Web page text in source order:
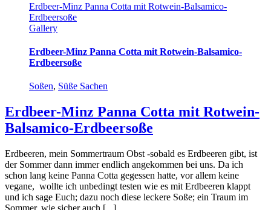
Erdbeer-Minz Panna Cotta mit Rotwein-Balsamico-
Erdbeersoße
Gallery
Erdbeer-Minz Panna Cotta mit Rotwein-Balsamico-
Erdbeersoße
Soßen, Süße Sachen
Erdbeer-Minz Panna Cotta mit Rotwein-
Balsamico-Erdbeersoße
Erdbeeren, mein Sommertraum Obst -sobald es Erdbeeren gibt, ist
der Sommer dann immer endlich angekommen bei uns. Da ich
schon lang keine Panna Cotta gegessen hatte, vor allem keine
vegane, wollte ich unbedingt testen wie es mit Erdbeeren klappt
und ich sage Euch; dazu noch diese leckere Soße; ein Traum im